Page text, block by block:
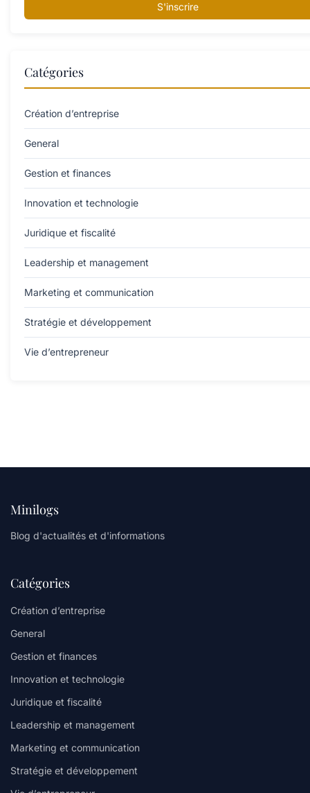
S'inscrire
Catégories
Création d’entreprise
General
Gestion et finances
Innovation et technologie
Juridique et fiscalité
Leadership et management
Marketing et communication
Stratégie et développement
Vie d’entrepreneur
Minilogs
Blog d'actualités et d'informations
Catégories
Création d’entreprise
General
Gestion et finances
Innovation et technologie
Juridique et fiscalité
Leadership et management
Marketing et communication
Stratégie et développement